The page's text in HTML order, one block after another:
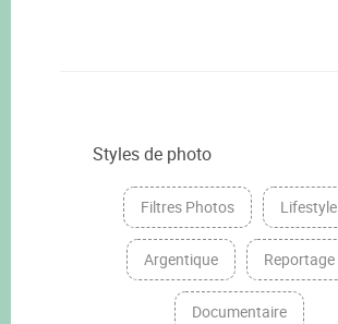
Styles de photo
Filtres Photos Lifestyle
Argentique Reportage
Documentaire